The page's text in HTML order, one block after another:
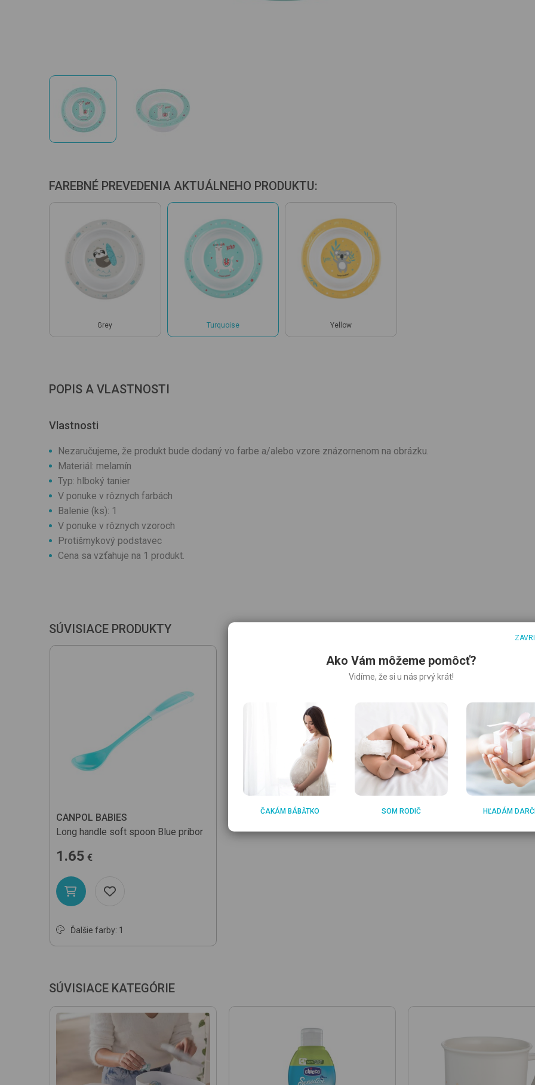
FAREBNÉ PREVEDENIA AKTUÁLNEHO PRODUKTU:
Grey Turquoise Yellow
POPIS A VLASTNOSTI
Vlastnosti
Nezaručujeme, že produkt bude dodaný vo farbe a/alebo vzore znázornenom na obrázku.
Materiál: melamín
Typ: hlboký tanier
V ponuke v rôznych farbách
Balenie (ks): 1
V ponuke v rôznych vzoroch
Protišmykový podstavec
Cena sa vzťahuje na 1 produkt.
SÚVISIACE PRODUKTY
CANPOL BABIES
Long handle soft spoon Blue príbor
1.65 €
Ďalšie farby: 1
SÚVISIACE KATEGÓRIE
Ako Vám môžeme pomôcť?
Vidíme, že si u nás prvý krát!
ČAKÁM BÁBÄTKO SOM RODIČ HĽADÁM